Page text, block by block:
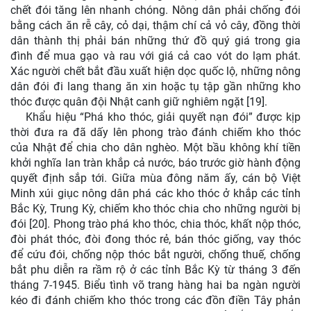
chết đói tăng lên nhanh chóng. Nông dân phải chống đói
bằng cách ăn rễ cây, cỏ dại, thậm chí cả vỏ cây, đồng thời
dân thành thị phải bán những thứ đồ quý giá trong gia
đình để mua gạo và rau với giá cả cao vót do lạm phát.
Xác người chết bắt đầu xuất hiện dọc quốc lộ, những nông
dân đói đi lang thang ăn xin hoặc tụ tập gần những kho
thóc được quân đội Nhật canh giữ nghiêm ngặt [19].
Khẩu hiệu “Phá kho thóc, giải quyết nạn đói” được kịp
thời đưa ra đã dấy lên phong trào đánh chiếm kho thóc
của Nhật để chia cho dân nghèo. Một bầu không khí tiền
khởi nghĩa lan tràn khắp cả nước, báo trước giờ hành động
quyết định sắp tới. Giữa mùa đông năm ấy, cán bộ Việt
Minh xúi giục nông dân phá các kho thóc ở khắp các tỉnh
Bắc Kỳ, Trung Kỳ, chiếm kho thóc chia cho những người bị
đói [20]. Phong trào phá kho thóc, chia thóc, khất nộp thóc,
đòi phát thóc, đòi đong thóc rẻ, bán thóc giống, vay thóc
để cứu đói, chống nộp thóc bắt người, chống thuế, chống
bắt phu diễn ra rầm rộ ở các tỉnh Bắc Kỳ từ tháng 3 đến
tháng 7-1945. Biểu tình võ trang hàng hai ba ngàn người
kéo đi đánh chiếm kho thóc trong các đồn điền Tây phản